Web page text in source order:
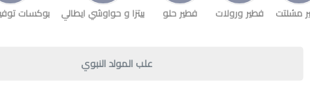
مشلتت فطير ورولات فطير حلو بيتزا و حواوشي ايطالي بوكسات
علب المولد النبوي